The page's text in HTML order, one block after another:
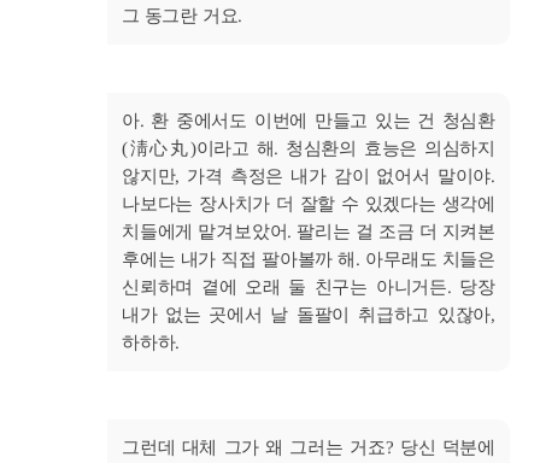
그 동그란 거요.
아. 환 중에서도 이번에 만들고 있는 건 청심환
(淸心丸)이라고 해. 청심환의 효능은 의심하지
않지만, 가격 측정은 내가 감이 없어서 말이야.
나보다는 장사치가 더 잘할 수 있겠다는 생각에
치들에게 맡겨보았어. 팔리는 걸 조금 더 지켜본
후에는 내가 직접 팔아볼까 해. 아무래도 치들은
신뢰하며 곁에 오래 둘 친구는 아니거든. 당장
내가 없는 곳에서 날 돌팔이 취급하고 있잖아,
하하하.
그런데 대체 그가 왜 그러는 거죠? 당신 덕분에